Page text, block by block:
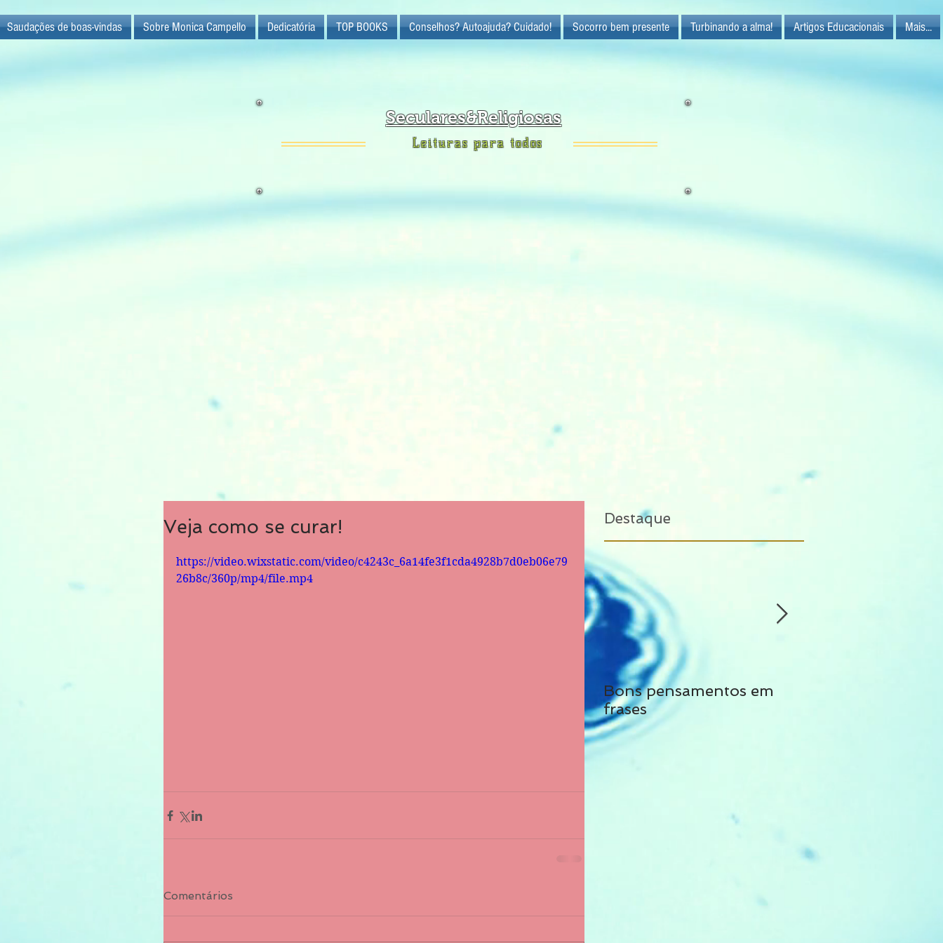
Saudações de boas-vindas Sobre Monica Campello Dedicatória TOP BOOKS Conselhos? Autoajuda? Cuidado! Socorro bem presente Turbinando a alma! Artigos Educacionais Mais...
Seculares&Religiosas
Leituras para todos
Veja como se curar!
https://video.wixstatic.com/video/c4243c_6a14fe3f1cda4928b7d0eb06e79
26b8c/360p/mp4/file.mp4
Comentários
Destaque
Bons pensamentos em
frases